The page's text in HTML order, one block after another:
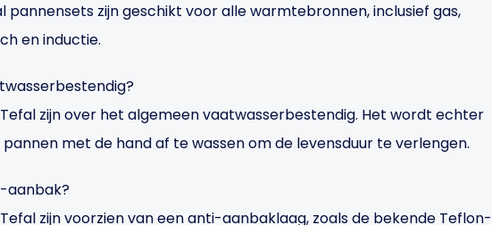
pannensets zijn geschikt voor alle warmtebronnen, inclusief gas,
en inductie.
zijn over het algemeen vaatwasserbestendig. Het wordt echter
met de hand af te wassen om de levensduur te verlengen.
aanbak?
zijn voorzien van een anti-aanbaklaag, zoals de bekende Teflon-